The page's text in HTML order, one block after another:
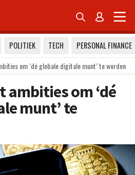
 
POLITIEK TECH
PERSONAL FINANCE
om ‘dé globale digitale munt’ te worden
ambities om ‘dé
munt’ te